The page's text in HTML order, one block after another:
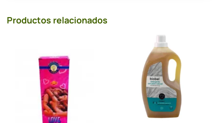
Productos relacionados